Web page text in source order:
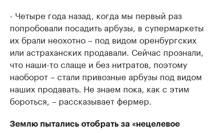
- Четыре года назад, когда мы первый раз
попробовали посадить арбузы, в супермаркеты
их брали неохотно – под видом оренбургских
или астраханских продавали. Сейчас прознали,
что наши-то слаще и без нитратов, поэтому
наоборот – стали привозные арбузы под видом
наших продавать. Не знаем пока, как с этим
бороться, – рассказывает фермер.
Землю пытались отобрать за «нецелевое